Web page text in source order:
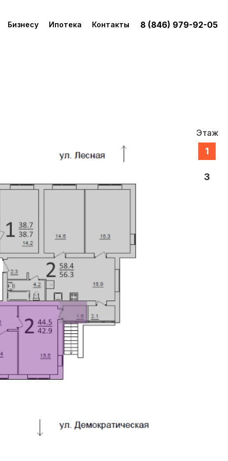
Бизнесу Ипотека Контакты 8 (846) 979-92-05
Этаж
1
3